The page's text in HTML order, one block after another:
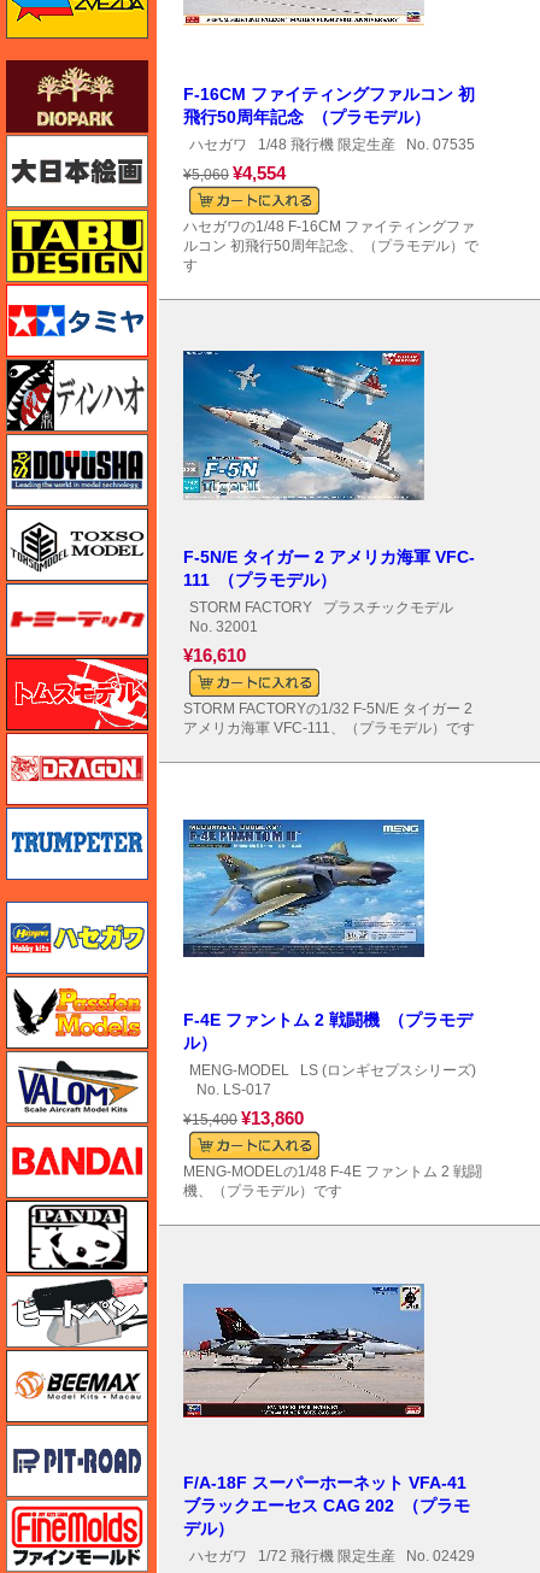
F-16CM ファイティングファルコン 初
飛行50周年記念 （プラモデル）
ハセガワ 1/48 飛行機 限定生産 No. 07535
¥5,060 ¥4,554
ハセガワの1/48 F-16CM ファイティングファ
ルコン 初飛行50周年記念、（プラモデル）で
す
F-5N/E タイガー 2 アメリカ海軍 VFC-
111 （プラモデル）
STORM FACTORY
プラスチックモデル
No. 32001
¥16,610
STORM FACTORYの1/32 F-5N/E タイガー 2
アメリカ海軍 VFC-111、（プラモデル）です
F-4E ファントム 2 戦闘機 （プラモデ
ル）
MENG-MODEL
LS (ロンギセプスシリーズ)
No. LS-017
¥15,400 ¥13,860
MENG-MODELの1/48 F-4E ファントム 2 戦闘
機、（プラモデル）です
F/A-18F スーパーホーネット VFA-41
ブラックエーセス CAG 202 （プラモ
デル）
ハセガワ 1/72 飛行機 限定生産 No. 02429
大日本絵画
タブデザイン・スタジオ27
ディン・ハオ
童友社
トミーテック
トムスモデル
トランペッター
ハセガワ
バロムモデル
バンダイ
ヒートペン（十和田技研・ブレインファクトリー）
BEEMAX
ファインモールド